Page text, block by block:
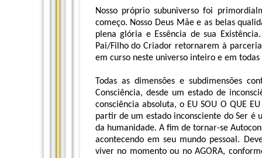
Nosso próprio subuniverso foi
começo. Nosso Deus Mãe e as belas
plena glória e Essência de sua
Pai/Filho do Criador retornarem à
em curso neste universo inteiro e em todas
Todas as dimensões e subdimensões
Consciência, desde um estado de
consciência absoluta, o EU SOU O QUE
partir de um estado inconsciente do Ser é
da humanidade. A fim de tornar-se
acontecendo em seu mundo pessoal.
viver no momento ou no AGORA,